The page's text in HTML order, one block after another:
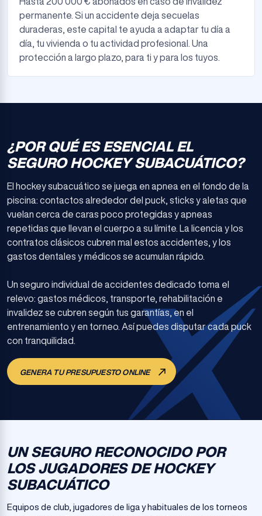
permanente. Si un accidente deja secuelas
duraderas, este capital te ayuda a adaptar tu día a
día, tu vivienda o tu actividad profesional. Una
protección a largo plazo, para ti y para los tuyos.
¿POR QUÉ ES ESENCIAL EL
SEGURO HOCKEY SUBACUÁTICO?
El hockey subacuático se juega en apnea en el fondo de la
piscina: contactos alrededor del puck, sticks y aletas que
vuelan cerca de caras poco protegidas y apneas
repetidas que llevan el cuerpo a su límite. La licencia y los
contratos clásicos cubren mal estos accidentes, y los
gastos dentales y médicos se acumulan rápido.
Un seguro individual de accidentes dedicado toma el
relevo: gastos médicos, transporte, rehabilitación e
invalidez se cubren según tus garantías, en el
entrenamiento y en torneo. Así puedes disputar cada puck
con tranquilidad.
GENERA TU PRESUPUESTO ONLINE
UN SEGURO RECONOCIDO POR
LOS JUGADORES DE HOCKEY
SUBACUÁTICO
Equipos de club, jugadores de liga y habituales de los torneos